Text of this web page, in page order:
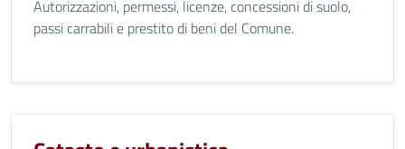
Autorizzazioni, permessi, licenze, concessioni di suolo,
passi carrabili e prestito di beni del Comune.